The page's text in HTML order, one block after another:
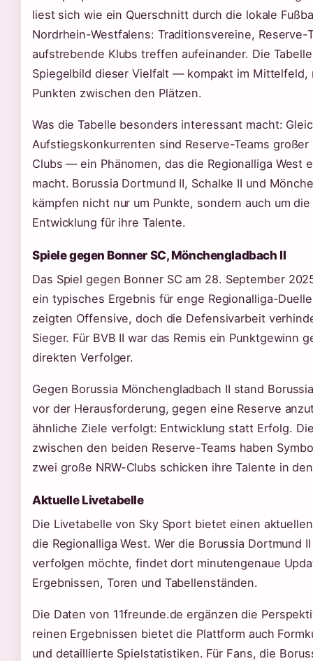
liest sich wie ein Querschnitt durch die lokale
Nordrhein-Westfalens: Traditionsvereine, Reserve-
aufstrebende Klubs treffen aufeinander. Die
Spiegelbild dieser Vielfalt — kompakt im Mittelfeld,
Punkten zwischen den Plätzen.
Was die Tabelle besonders interessant macht:
Aufstiegskonkurrenten sind Reserve-Teams
Clubs — ein Phänomen, das die Regionalliga West
macht. Borussia Dortmund II, Schalke II und
kämpfen nicht nur um Punkte, sondern auch um
Entwicklung für ihre Talente.
Spiele gegen Bonner SC, Mönchengladbach II
Das Spiel gegen Bonner SC am 28. September
ein typisches Ergebnis für enge Regionalliga-
zeigten Offensive, doch die Defensivarbeit
Sieger. Für BVB II war das Remis ein Punktgewinn
direkten Verfolger.
Gegen Borussia Mönchengladbach II stand
vor der Herausforderung, gegen eine Reserve
ähnliche Ziele verfolgt: Entwicklung statt Erfolg.
zwischen den beiden Reserve-Teams haben
zwei große NRW-Clubs schicken ihre Talente in
Aktuelle Livetabelle
Die Livetabelle von Sky Sport bietet einen
die Regionalliga West. Wer die Borussia Dortmund
verfolgen möchte, findet dort minutengenaue
Ergebnissen, Toren und Tabellenständen.
Die Daten von 11freunde.de ergänzen die
reinen Ergebnissen bietet die Plattform auch
und detaillierte Spielstatistiken. Für Fans, die